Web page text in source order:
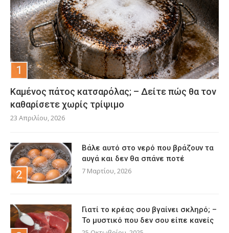
Καμένος πάτος κατσαρόλας; – Δείτε πώς θα τον
καθαρίσετε χωρίς τρίψιμο
23 Απριλίου, 2026
Βάλε αυτό στο νερό που βράζουν τα
αυγά και δεν θα σπάνε ποτέ
7 Μαρτίου, 2026
Γιατί το κρέας σου βγαίνει σκληρό; –
Το μυστικό που δεν σου είπε κανείς